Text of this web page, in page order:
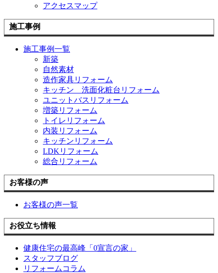
アクセスマップ
施工事例
施工事例一覧
新築
自然素材
造作家具リフォーム
キッチン 洗面化粧台リフォーム
ユニットバスリフォーム
増築リフォーム
トイレリフォーム
内装リフォーム
キッチンリフォーム
LDKリフォーム
総合リフォーム
お客様の声
お客様の声一覧
お役立ち情報
健康住宅の最高峰「0宣言の家」
スタッフブログ
リフォームコラム